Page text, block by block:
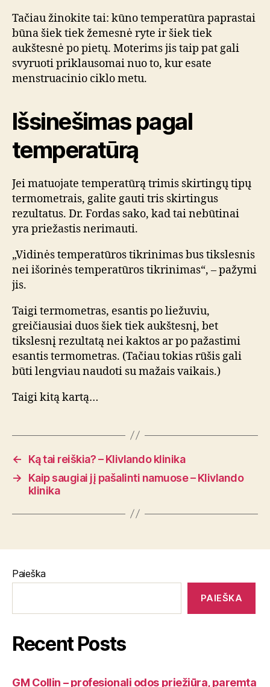
Tačiau žinokite tai: kūno temperatūra paprastai
būna šiek tiek žemesnė ryte ir šiek tiek
aukštesnė po pietų. Moterims jis taip pat gali
svyruoti priklausomai nuo to, kur esate
menstruacinio ciklo metu.
Išsinešimas pagal
temperatūrą
Jei matuojate temperatūrą trimis skirtingų tipų
termometrais, galite gauti tris skirtingus
rezultatus. Dr. Fordas sako, kad tai nebūtinai
yra priežastis nerimauti.
„Vidinės temperatūros tikrinimas bus tikslesnis
nei išorinės temperatūros tikrinimas“, – pažymi
jis.
Taigi termometras, esantis po liežuviu,
greičiausiai duos šiek tiek aukštesnį, bet
tikslesnį rezultatą nei kaktos ar po pažastimi
esantis termometras. (Tačiau tokias rūšis gali
būti lengviau naudoti su mažais vaikais.)
Taigi kitą kartą…
←
Ką tai reiškia? – Klivlando klinika
→
Kaip saugiai jį pašalinti namuose – Klivlando
klinika
Paieška
PAIEŠKA
Recent Posts
GM Collin – profesionali odos priežiūra, paremta